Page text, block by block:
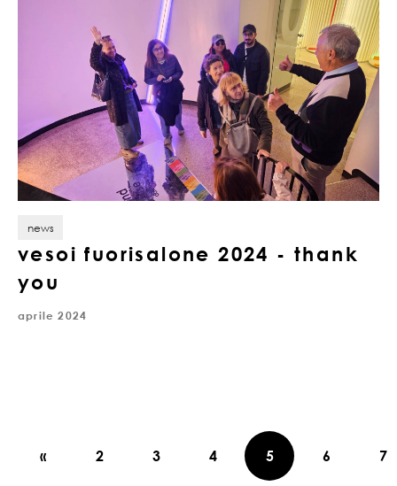
news
vesoi fuorisalone 2024 - thank
you
aprile 2024
« 2 3 4 5 6 7